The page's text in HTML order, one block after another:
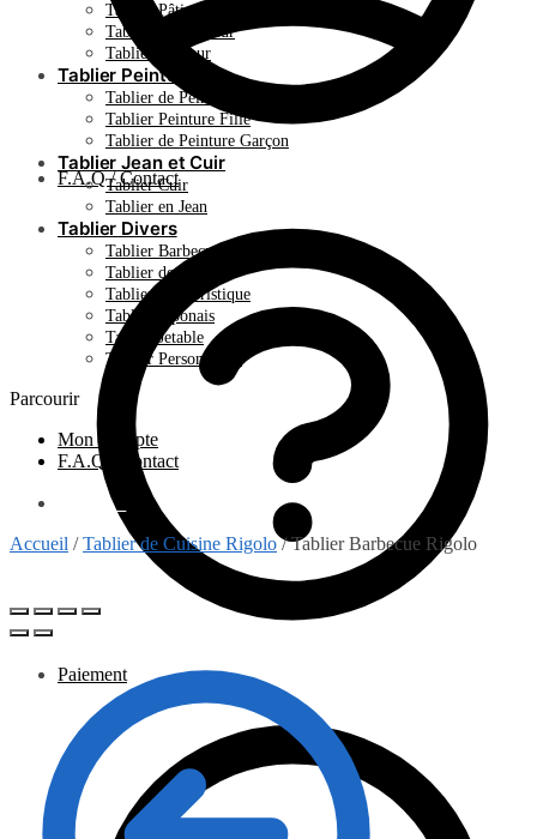
F.A.Q / Contact
Paiement
Tablier Pâtisserie
Tablier de Soudeur
Tablier Serveur
Tablier Peinture
Tablier de Peinture Adulte
Tablier Peinture Fille
Tablier de Peinture Garçon
Tablier Jean et Cuir
Tablier Cuir
Tablier en Jean
Tablier Divers
Tablier Barbecue
Tablier de Noel
Tablier Humoristique
Tablier Japonais
Tablier Jetable
Tablier Personnalisé
Parcourir
Mon Compte
F.A.Q / Contact
€ 0
Accueil /Tablier de Cuisine Rigolo/Tablier Barbecue Rigolo